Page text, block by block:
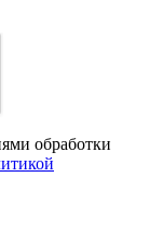
обработки